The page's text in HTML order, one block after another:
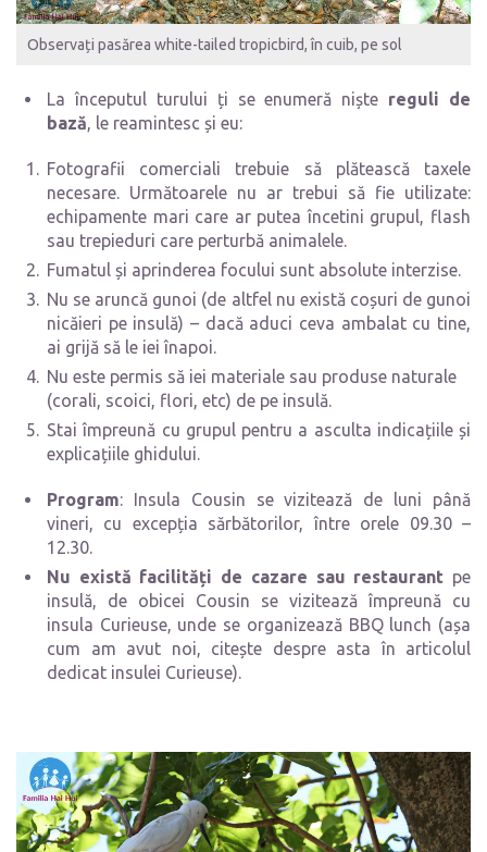
Observați pasărea white-tailed tropicbird, în cuib, pe sol
La începutul turului ți se enumeră niște reguli de
bază, le reamintesc și eu:
Fotografii comerciali trebuie să plătească taxele
necesare. Următoarele nu ar trebui să fie utilizate:
echipamente mari care ar putea încetini grupul, flash
sau trepieduri care perturbă animalele.
Fumatul și aprinderea focului sunt absolute interzise.
Nu se aruncă gunoi (de altfel nu există coșuri de gunoi
nicăieri pe insulă) – dacă aduci ceva ambalat cu tine,
ai grijă să le iei înapoi.
Nu este permis să iei materiale sau produse naturale
(corali, scoici, flori, etc) de pe insulă.
Stai împreună cu grupul pentru a asculta indicațiile și
explicațiile ghidului.
Program: Insula Cousin se vizitează de luni până
vineri, cu excepția sărbătorilor, între orele 09.30 –
12.30.
Nu există facilități de cazare sau restaurant pe
insulă, de obicei Cousin se vizitează împreună cu
insula Curieuse, unde se organizează BBQ lunch (așa
cum am avut noi, citește despre asta în articolul
dedicat insulei Curieuse).